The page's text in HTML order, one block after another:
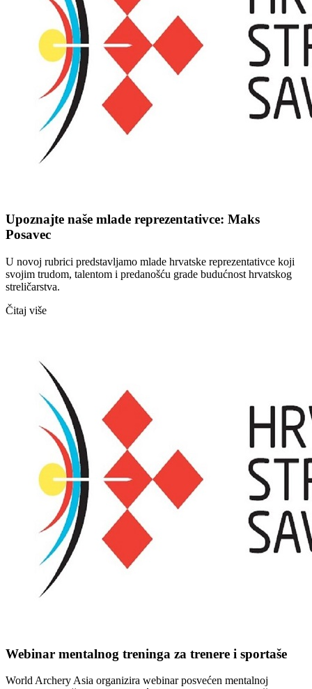
Upoznajte naše mlade reprezentativce: Maks
Posavec
U novoj rubrici predstavljamo mlade hrvatske reprezentativce koji
svojim trudom, talentom i predanošću grade budućnost hrvatskog
streličarstva.
Čitaj više
Webinar mentalnog treninga za trenere i sportaše
World Archery Asia organizira webinar posvećen mentalnoj